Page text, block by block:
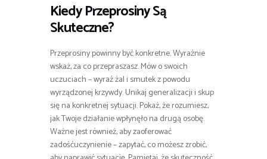
Kiedy Przeprosiny Są
Skuteczne?
Przeprosiny powinny być konkretne. Wyraźnie
wskaż, za co przepraszasz. Mów o swoich
uczuciach – wyraź żal i smutek z powodu
wyrządzonej krzywdy. Unikaj generalizacji i skup
się na konkretnej sytuacji. Pokaż, że rozumiesz,
jak Twoje działanie wpłynęło na drugą osobę.
Ważne jest również, aby zaoferować
zadośćuczynienie – zapytać, co możesz zrobić,